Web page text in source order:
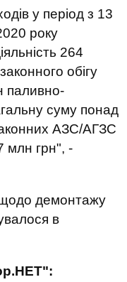
у період з 13
року
264
обігу
паливно-
суму понад
АЗС/АГЗС
млн грн", -
демонтажу
в